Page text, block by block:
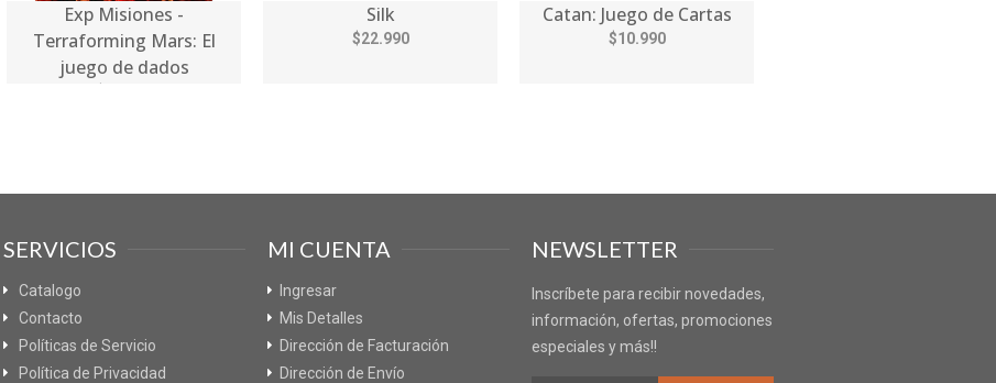
Exp Misiones -
Terraforming Mars: El
juego de dados
Silk
$22.990
Catan: Juego de Cartas
$10.990
SERVICIOS
Catalogo
Contacto
Políticas de Servicio
Política de Privacidad
MI CUENTA
Ingresar
Mis Detalles
Dirección de Facturación
Dirección de Envío
NEWSLETTER
Inscríbete para recibir novedades,
información, ofertas, promociones
especiales y más!!